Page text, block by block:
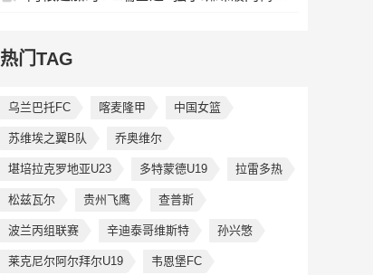
热门TAG
乌兰巴托FC 喀麦隆甲 中国女篮
苏维埃之翼B队 乔奥维尔
堪培拉克罗地亚U23 多特蒙德U19 拉雷多热
松兹瓦尔 贵州飞鹰 查普斯
波兰丙组联赛 辛迪泰哥维斯特 孙兴慜
莱克尼尔阿尔拜尔U19 韦恩堡FC